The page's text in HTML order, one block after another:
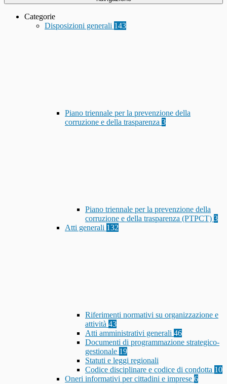
Categorie
Disposizioni generali 143
Piano triennale per la prevenzione della
corruzione e della trasparenza 3
Piano triennale per la prevenzione della
corruzione e della trasparenza (PTPCT) 3
Atti generali 132
Riferimenti normativi su organizzazione e
attività 43
Atti amministrativi generali 46
Documenti di programmazione strategico-
gestionale 19
Statuti e leggi regionali
Codice disciplinare e codice di condotta 10
Oneri informativi per cittadini e imprese 6